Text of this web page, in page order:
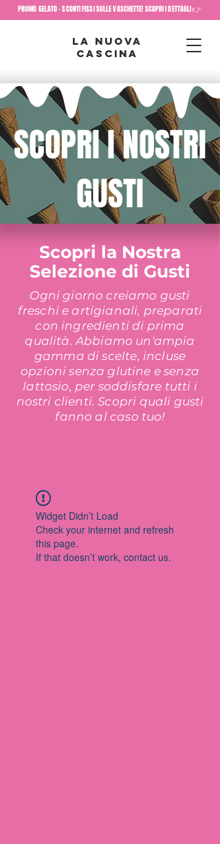
la nuova
cascina
PROMO GELATO - SCONTI FISSI SULLE VASCHETTE! SCOPRI I DETTAGLI 👉
SCOPRI I NOSTRI
GUSTI
Scopri la Nostra
Selezione di Gusti
Ogni giorno creiamo gusti
freschi e artigianali, preparati
con ingredienti di prima
qualità. Abbiamo un'ampia
gamma di scelte, incluse
opzioni senza glutine e senza
lattosio, per soddisfare tutti i
nostri clienti. Scopri quali gusti
fanno al caso tuo!
Widget Didn’t Load
Check your internet and refresh
this page.
If that doesn’t work, contact us.